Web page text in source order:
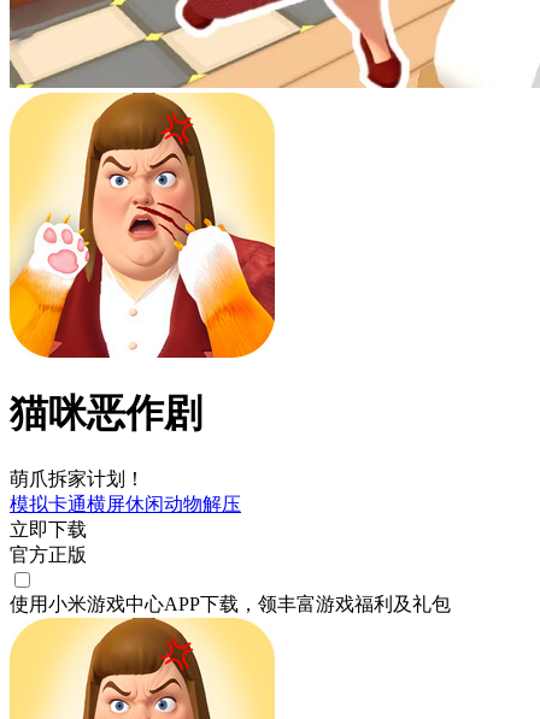
猫咪恶作剧
萌爪拆家计划！
模拟卡通横屏休闲动物解压
立即下载
官方正版
使用小米游戏中心APP下载 ，领丰富游戏福利 及礼包